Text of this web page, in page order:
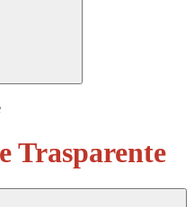
Trasparente